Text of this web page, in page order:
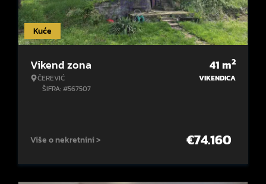
Kuće
Vikend zona
ČEREVIĆ
ŠIFRA: #567507
41m2
VIKENDICA
Više o nekretnini > €74.160